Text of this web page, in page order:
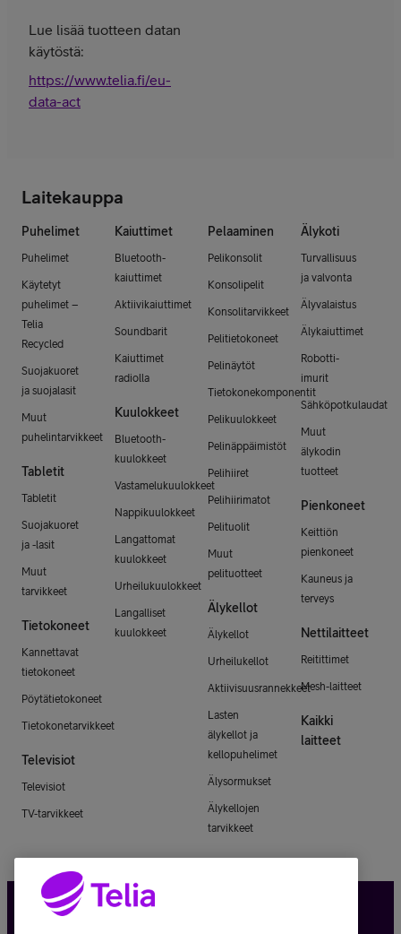
Lue lisää tuotteen datan
käytöstä:
https://www.telia.fi/eu-
data-act
Laitekauppa
Puhelimet
Puhelimet
Käytetyt
puhelimet –
Telia
Recycled
Suojakuoret
ja suojalasit
Muut
puhelintarvikkeet
Tabletit
Tabletit
Suojakuoret
ja -lasit
Muut
tarvikkeet
Tietokoneet
Kannettavat
tietokoneet
Pöytätietokoneet
Tietokonetarvikkeet
Televisiot
Televisiot
TV-tarvikkeet
Kaiuttimet
Bluetooth-
kaiuttimet
Aktiivikaiuttimet
Soundbarit
Kaiuttimet
radiolla
Kuulokkeet
Bluetooth-
kuulokkeet
Vastamelukuulokkeet
Nappikuulokkeet
Langattomat
kuulokkeet
Urheilukuulokkeet
Langalliset
kuulokkeet
Pelaaminen
Pelikonsolit
Konsolipelit
Konsolitarvikkeet
Pelitietokoneet
Pelinäytöt
Tietokonekomponentit
Pelikuulokkeet
Pelinäppäimistöt
Pelihiiret
Pelihiirimatot
Pelituolit
Muut
pelituotteet
Älykellot
Älykellot
Urheilukellot
Aktiivisuusrannekkeet
Lasten
älykellot ja
kellopuhelimet
Älysormukset
Älykellojen
tarvikkeet
Älykoti
Turvallisuus
ja valvonta
Älyvalaistus
Älykaiuttimet
Robotti-
imurit
Sähköpotkulaudat
Muut
älykodin
tuotteet
Pienkoneet
Keittiön
pienkoneet
Kauneus ja
terveys
Nettilaitteet
Reitittimet
Mesh-laitteet
Kaikki
laitteet